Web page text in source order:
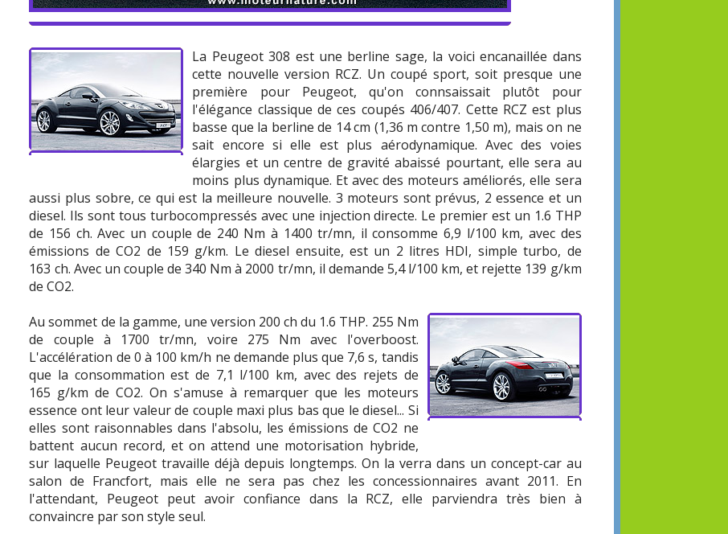
La Peugeot 308 est une berline sage, la voici encanaillée dans
cette nouvelle version RCZ. Un coupé sport, soit presque une
première pour Peugeot, qu'on connsaissait plutôt pour
l'élégance classique de ces coupés 406/407. Cette RCZ est plus
basse que la berline de 14 cm (1,36 m contre 1,50 m), mais on ne
sait encore si elle est plus aérodynamique. Avec des voies
élargies et un centre de gravité abaissé pourtant, elle sera au
moins plus dynamique. Et avec des moteurs améliorés, elle sera
aussi plus sobre, ce qui est la meilleure nouvelle. 3 moteurs sont prévus, 2 essence et un
diesel. Ils sont tous turbocompressés avec une injection directe. Le premier est un 1.6 THP
de 156 ch. Avec un couple de 240 Nm à 1400 tr/mn, il consomme 6,9 l/100 km, avec des
émissions de CO2 de 159 g/km. Le diesel ensuite, est un 2 litres HDI, simple turbo, de
163 ch. Avec un couple de 340 Nm à 2000 tr/mn, il demande 5,4 l/100 km, et rejette 139 g/km
de CO2.
Au sommet de la gamme, une version 200 ch du 1.6 THP. 255 Nm
de couple à 1700 tr/mn, voire 275 Nm avec l'overboost.
L'accélération de 0 à 100 km/h ne demande plus que 7,6 s, tandis
que la consommation est de 7,1 l/100 km, avec des rejets de
165 g/km de CO2. On s'amuse à remarquer que les moteurs
essence ont leur valeur de couple maxi plus bas que le diesel... Si
elles sont raisonnables dans l'absolu, les émissions de CO2 ne
battent aucun record, et on attend une motorisation hybride,
sur laquelle Peugeot travaille déjà depuis longtemps. On la verra dans un concept-car au
salon de Francfort, mais elle ne sera pas chez les concessionnaires avant 2011. En
l'attendant, Peugeot peut avoir confiance dans la RCZ, elle parviendra très bien à
convaincre par son style seul.